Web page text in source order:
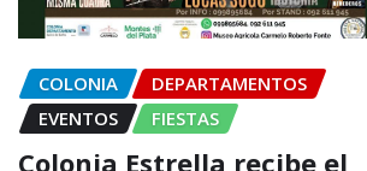
COLONIA
DEPARTAMENTOS
EVENTOS
FIESTAS
Colonia Estrella recibe el